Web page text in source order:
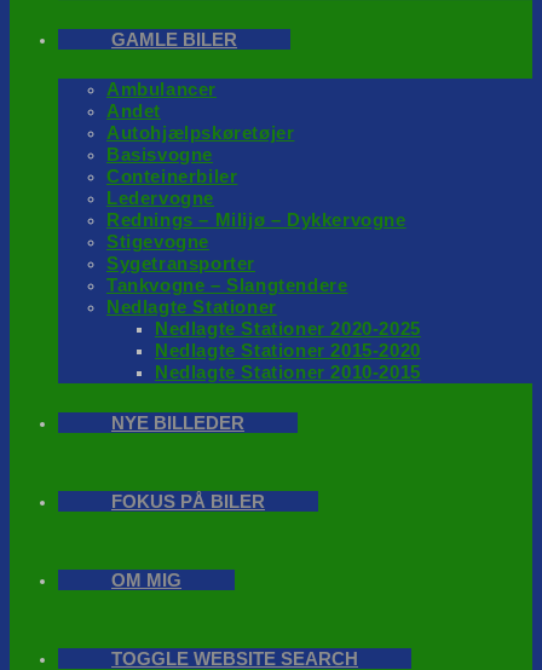
GAMLE BILER
Ambulancer
Andet
Autohjælpskøretøjer
Basisvogne
Conteinerbiler
Ledervogne
Rednings – Milijø – Dykkervogne
Stigevogne
Sygetransporter
Tankvogne – Slangtendere
Nedlagte Stationer
Nedlagte Stationer 2020-2025
Nedlagte Stationer 2015-2020
Nedlagte Stationer 2010-2015
NYE BILLEDER
FOKUS PÅ BILER
OM MIG
TOGGLE WEBSITE SEARCH